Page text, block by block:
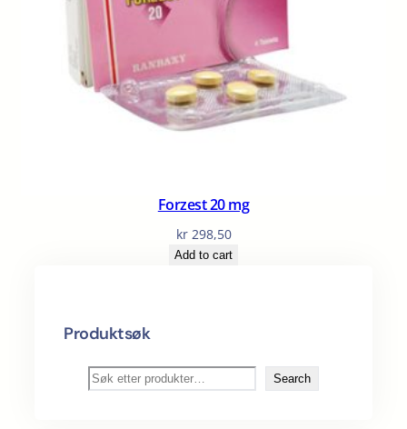
Forzest 20 mg
kr298,50
Add to cart
Produktsøk
ø
Search